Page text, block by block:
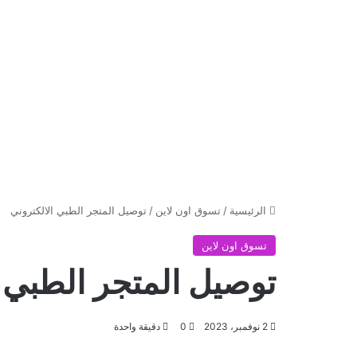
الرئيسية / تسوق اون لاين / توصيل المتجر الطبي الالكتروني
تسوق اون لاين
توصيل المتجر الطبي
2 نوفمبر، 2023 0 دقيقة واحدة